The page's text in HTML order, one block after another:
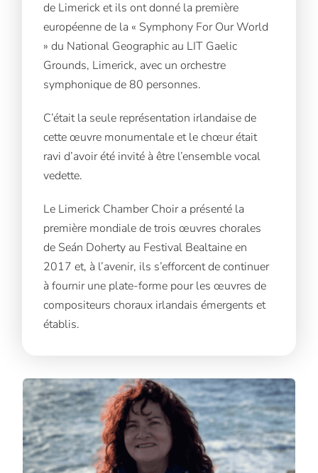
de Limerick et ils ont donné la première
européenne de la « Symphony For Our World
» du National Geographic au LIT Gaelic
Grounds, Limerick, avec un orchestre
symphonique de 80 personnes.
C’était la seule représentation irlandaise de
cette œuvre monumentale et le chœur était
ravi d’avoir été invité à être l’ensemble vocal
vedette.
Le Limerick Chamber Choir a présenté la
première mondiale de trois œuvres chorales
de Seán Doherty au Festival Bealtaine en
2017 et, à l’avenir, ils s’efforcent de continuer
à fournir une plate-forme pour les œuvres de
compositeurs choraux irlandais émergents et
établis.